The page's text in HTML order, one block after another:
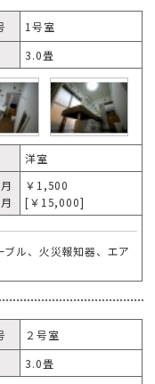
1号室
3.0畳
洋室
￥1,500
[￥15,000]
ル、火災報知器、エア
２号室
3.0畳